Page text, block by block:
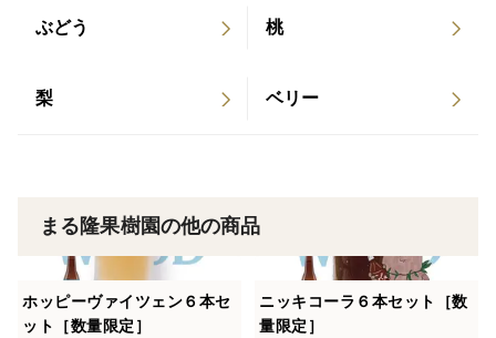
【保存方法】：直射日光が当たらず、風通しが良く涼し
り、カビ)が発た場合は周りに移りますので、すぐに取
す。
いします。
ぶどう 桃
梨 ベリー
まる隆果樹園の他の商品
ホッピーヴァイツェン６本セ
ット［数量限定］
ニッキコーラ６本セット［数
量限定］